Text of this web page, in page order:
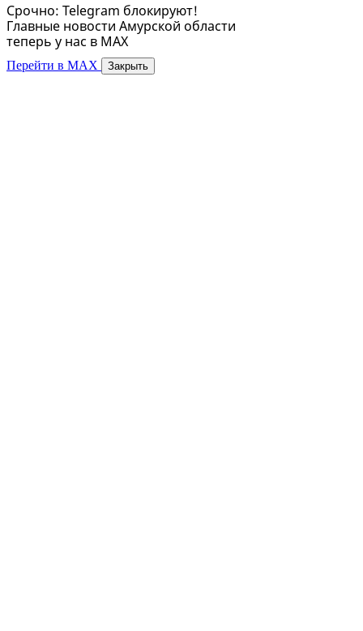
Срочно: Telegram блокируют!
Главные новости Амурской области
теперь у нас в MAX
Перейти в MAX Закрыть